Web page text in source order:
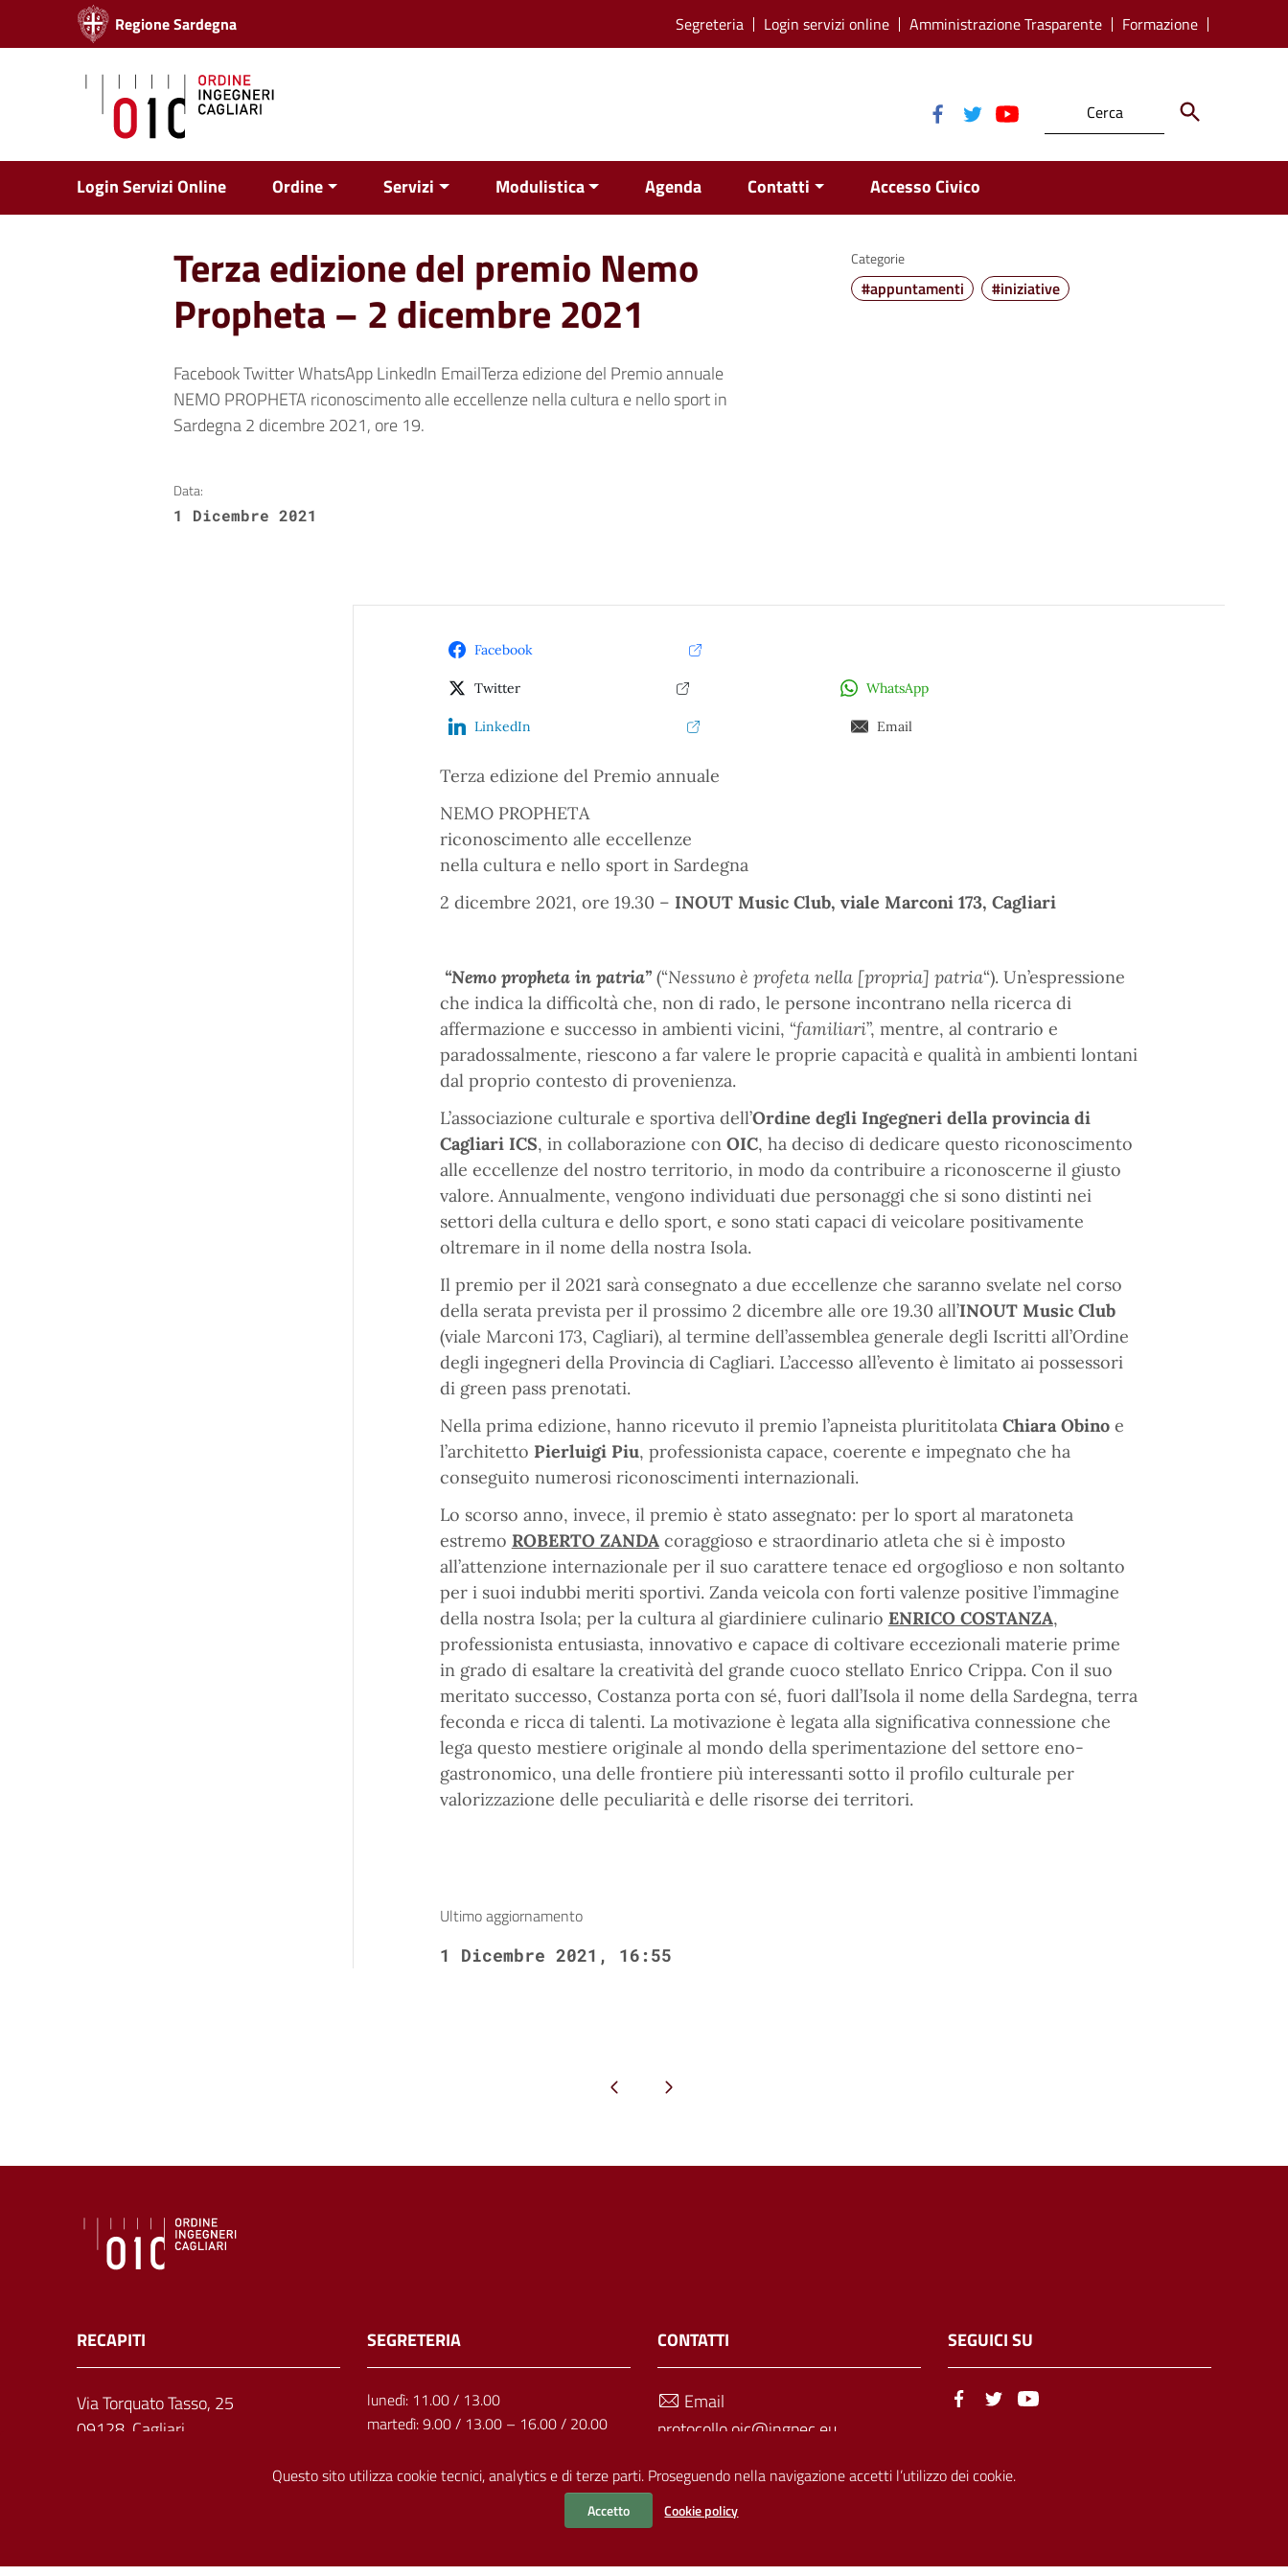
Questo sito utilizza cookie tecnici, analytics e di terze parti. Proseguendo nella navigazione accetti l’utilizzo dei cookie.
Accetto Cookie policy
Vai ai contenuti
Vai al menu di navigazione
Regione Sardegna Segreteria Login servizi online Amministrazione Trasparente Formazione
Login Servizi Online Ordine Servizi Modulistica Agenda Contatti Accesso Civico
Terza edizione del premio Nemo
Propheta – 2 dicembre 2021
Facebook Twitter WhatsApp LinkedIn EmailTerza edizione del Premio annuale
NEMO PROPHETA riconoscimento alle eccellenze nella cultura e nello sport in
Sardegna 2 dicembre 2021, ore 19.
Categorie
#appuntamenti #iniziative
Data:
1 Dicembre 2021
Facebook
Twitter WhatsApp
LinkedIn Email
Terza edizione del Premio annuale
NEMO PROPHETA
riconoscimento alle eccellenze
nella cultura e nello sport in Sardegna
2 dicembre 2021, ore 19.30 – INOUT Music Club, viale Marconi 173, Cagliari
“Nemo propheta in patria”(“Nessuno è profeta nella [propria] patria“). Un’espressione
che indica la difficoltà che, non di rado, le persone incontrano nella ricerca di
affermazione e successo in ambienti vicini, “familiari”, mentre, al contrario e
paradossalmente, riescono a far valere le proprie capacità e qualità in ambienti lontani
dal proprio contesto di provenienza.
L’associazione culturale e sportiva dell’Ordine degli Ingegneri della provincia di
Cagliari ICS, in collaborazione con OIC, ha deciso di dedicare questo riconoscimento
alle eccellenze del nostro territorio, in modo da contribuire a riconoscerne il giusto
valore. Annualmente, vengono individuati due personaggi che si sono distinti nei
settori della cultura e dello sport, e sono stati capaci di veicolare positivamente
oltremare in il nome della nostra Isola.
Il premio per il 2021 sarà consegnato a due eccellenze che saranno svelate nel corso
della serata prevista per il prossimo 2 dicembre alle ore 19.30 all’INOUT Music Club
(viale Marconi 173, Cagliari), al termine dell’assemblea generale degli Iscritti all’Ordine
degli ingegneri della Provincia di Cagliari. L’accesso all’evento è limitato ai possessori
di green pass prenotati.
Nella prima edizione, hanno ricevuto il premio l’apneista plurititolata Chiara Obino e
l’architetto Pierluigi Piu, professionista capace, coerente e impegnato che ha
conseguito numerosi riconoscimenti internazionali.
Lo scorso anno, invece, il premio è stato assegnato: per lo sport al maratoneta
estremo ROBERTO ZANDA coraggioso e straordinario atleta che si è imposto
all’attenzione internazionale per il suo carattere tenace ed orgoglioso e non soltanto
per i suoi indubbi meriti sportivi. Zanda veicola con forti valenze positive l’immagine
della nostra Isola; per la cultura al giardiniere culinario ENRICO COSTANZA,
professionista entusiasta, innovativo e capace di coltivare eccezionali materie prime
in grado di esaltare la creatività del grande cuoco stellato Enrico Crippa. Con il suo
meritato successo, Costanza porta con sé, fuori dall’Isola il nome della Sardegna, terra
feconda e ricca di talenti. La motivazione è legata alla significativa connessione che
lega questo mestiere originale al mondo della sperimentazione del settore eno-
gastronomico, una delle frontiere più interessanti sotto il profilo culturale per
valorizzazione delle peculiarità e delle risorse dei territori.
Ultimo aggiornamento
1 Dicembre 2021, 16:55
Pagina precedentePagina successiva
RECAPITI
Via Torquato Tasso, 25
09128, Cagliari
SEGRETERIA
lunedì: 11.00 / 13.00
martedì: 9.00 / 13.00 – 16.00 / 20.00
giovedì: 9.00 / 13.00 – 16.00 / 20.00
CONTATTI
Email
protocollo.oic@ingpec.eu
Telefono
070 499703
SEGUICI SU